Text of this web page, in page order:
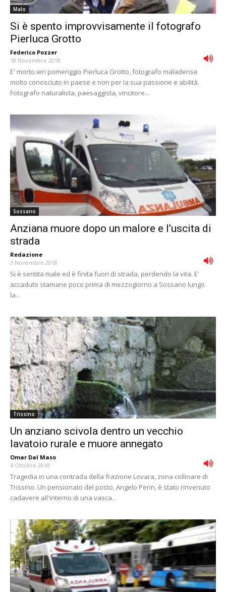
Malo
Si è spento improvvisamente il fotografo
Pierluca Grotto
Federico Pozzer -
18 Novembre 2018
E' morto ieri pomeriggio Pierluca Grotto, fotografo maladense
molto conosciuto in paese e non per la sua passione e abilità.
Fotografo naturalista, paesaggista, vincitore...
Sossano
Anziana muore dopo un malore e l’uscita di
strada
Redazione -
3 Novembre 2018
Si è sentita male ed è finita fuori di strada, perdendo la vita. E'
accaduto stamane poco prima di mezzogiorno a Sossano lungo
la...
Trissino
Un anziano scivola dentro un vecchio
lavatoio rurale e muore annegato
Omar Dal Maso -
4 Ottobre 2018
Tragedia in una contrada della frazione Lovara, zona collinare di
Trissino. Un pensionato del posto, Angelo Perin, è stato rinvenuto
cadavere all'interno di una vasca...